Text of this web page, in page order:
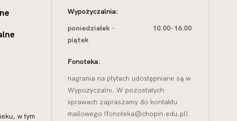
w tym
Wypożyczalnia:
poniedziałek –
piątek
10.00–16.00
Fonoteka:
nagrania na płytach udostępniane są w
Wypożyczalni. W pozostałych
sprawach zapraszamy do kontaktu
mailowego (fonoteka@chopin.edu.pl).